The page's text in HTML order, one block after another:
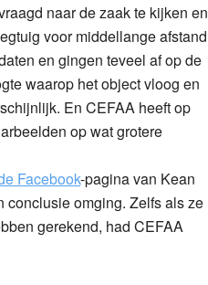
naar de zaak te kijken en
voor middellange afstand
en gingen teveel af op de
waarop het object vloog en
En CEFAA heeft op
op wat grotere
Facebook-pagina van Kean
conclusie omging. Zelfs als ze
gerekend, had CEFAA